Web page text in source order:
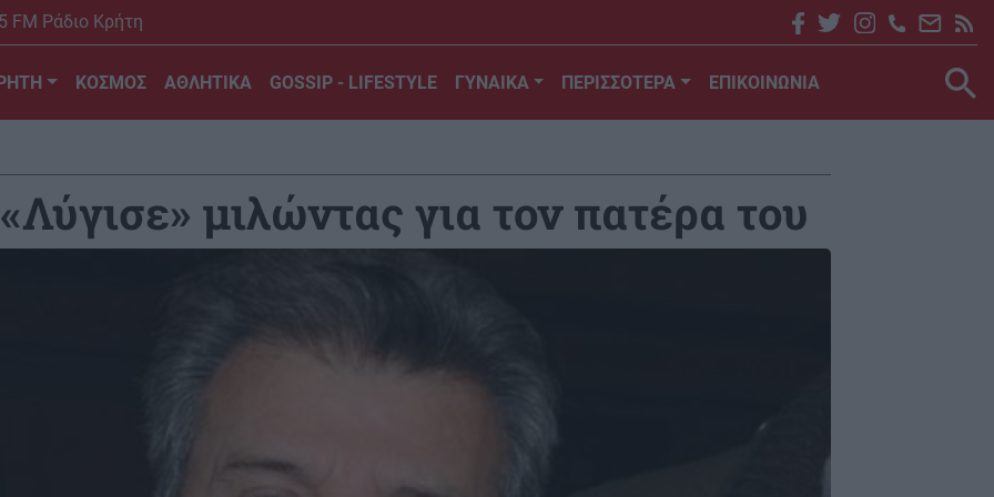
FM Ράδιο Κρήτη
ΚΟΣΜΟΣ ΑΘΛΗΤΙΚΑ GOSSIP - LIFESTYLE ΓΥΝΑΙΚΑ ΠΕΡΙΣΣΟΤΕΡΑ ΕΠΙΚΟΙΝΩΝΙΑ
μιλώντας για τον πατέρα του